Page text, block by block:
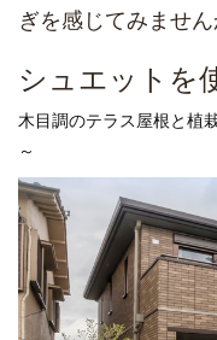
ぎを感じてみません
シュエットを
木目調のテラス屋根と植
～